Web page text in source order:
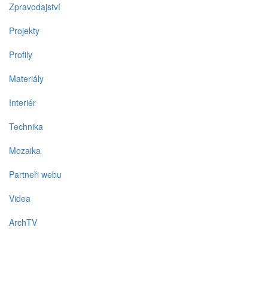
Zpravodajství
Projekty
Profily
Materiály
Interiér
Technika
Mozaika
Partneři webu
Videa
ArchTV